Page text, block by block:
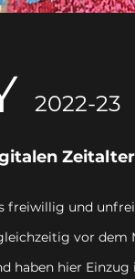
2022-23
Zeitalter
freiwillig und
vor dem
haben hier